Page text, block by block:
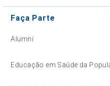
Faça Parte
Alumni
Educação em Saúde da